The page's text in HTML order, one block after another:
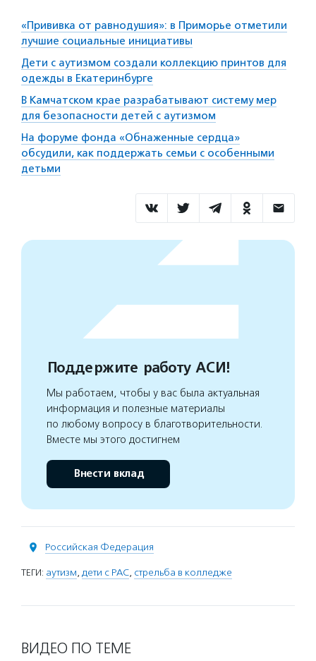
«Прививка от равнодушия»: в Приморье отметили
лучшие социальные инициативы
Дети с аутизмом создали коллекцию принтов для
одежды в Екатеринбурге
В Камчатском крае разрабатывают систему мер
для безопасности детей с аутизмом
На форуме фонда «Обнаженные сердца»
обсудили, как поддержать семьи с особенными
детьми
Поддержите работу АСИ!
Мы работаем, чтобы у вас была актуальная
информация и полезные материалы
по любому вопросу в благотворительности.
Вместе мы этого достигнем
Внести вклад
Российская Федерация
ТЕГИ: аутизм, дети с РАС, стрельба в колледже
ВИДЕО ПО ТЕМЕ